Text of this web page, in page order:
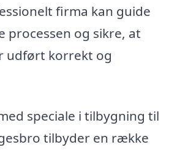
firma kan guide
processen og sikre, at
udført korrekt og
speciale i tilbygning til
tilbyder en række